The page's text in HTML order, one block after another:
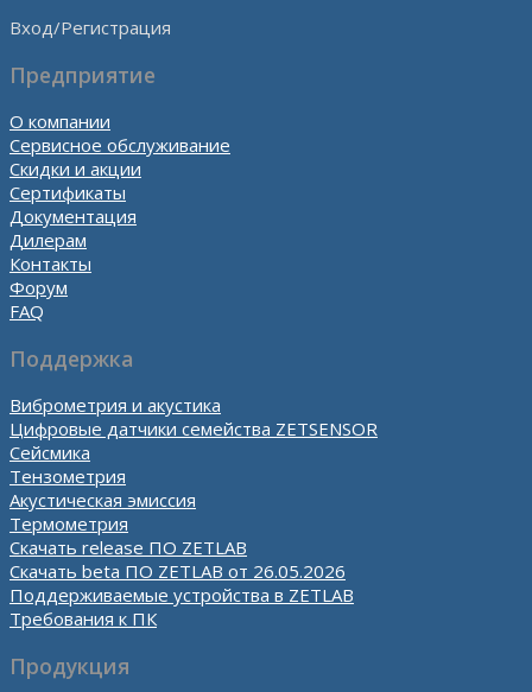
Вход/Регистрация
Предприятие
О компании
Сервисное обслуживание
Скидки и акции
Сертификаты
Документация
Дилерам
Контакты
Форум
FAQ
Поддержка
Виброметрия и акустика
Цифровые датчики семейства ZETSENSOR
Сейсмика
Тензометрия
Акустическая эмиссия
Термометрия
Скачать release ПО ZETLAB
Скачать beta ПО ZETLAB от 26.05.2026
Поддерживаемые устройства в ZETLAB
Требования к ПК
Продукция